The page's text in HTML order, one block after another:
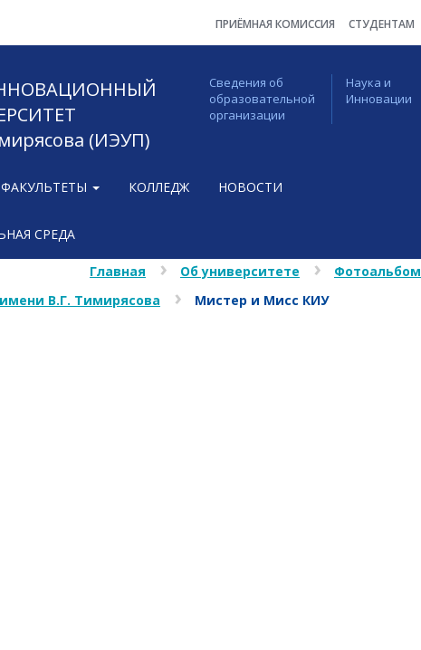
ПРИЁМНАЯ КОМИССИЯ СТУДЕНТАМ
(ИЭУП)
Сведения об
образовательной
организации
Наука и
Инновации
ФАКУЛЬТЕТЫ КОЛЛЕДЖ НОВОСТИ
СРЕДА
Главная Об университете
Фотоальбом
В.Г. Тимирясова
Мистер и Мисс КИУ